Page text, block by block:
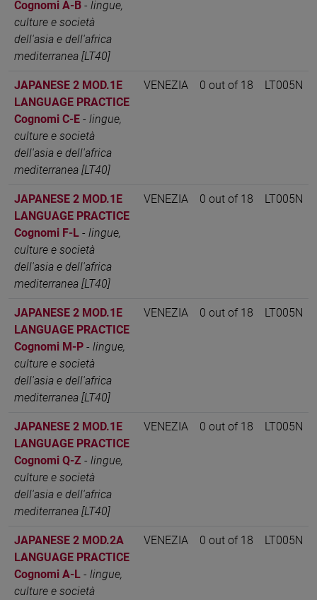
Cognomi A-B - lingue,
culture e società
dell'asia e dell'africa
mediterranea [LT40]
JAPANESE 2 MOD.1E
LANGUAGE PRACTICE
Cognomi C-E - lingue,
culture e società
dell'asia e dell'africa
mediterranea [LT40]
VENEZIA 0 out of 18 LT005N
JAPANESE 2 MOD.1E
LANGUAGE PRACTICE
Cognomi F-L - lingue,
culture e società
dell'asia e dell'africa
mediterranea [LT40]
VENEZIA 0 out of 18 LT005N
JAPANESE 2 MOD.1E
LANGUAGE PRACTICE
Cognomi M-P - lingue,
culture e società
dell'asia e dell'africa
mediterranea [LT40]
VENEZIA 0 out of 18 LT005N
JAPANESE 2 MOD.1E
LANGUAGE PRACTICE
Cognomi Q-Z - lingue,
culture e società
dell'asia e dell'africa
mediterranea [LT40]
VENEZIA 0 out of 18 LT005N
JAPANESE 2 MOD.2A
LANGUAGE PRACTICE
Cognomi A-L - lingue,
culture e società
VENEZIA 0 out of 18 LT005N